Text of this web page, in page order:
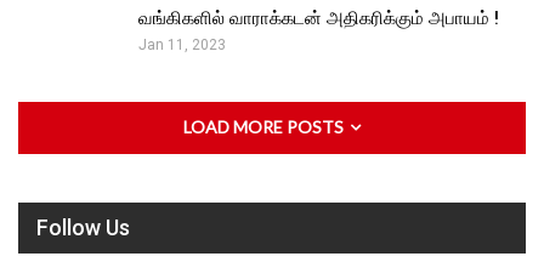
வங்கிகளில் வாராக்கடன் அதிகரிக்கும் அபாயம் !
Jan 11, 2023
LOAD MORE POSTS
Follow Us